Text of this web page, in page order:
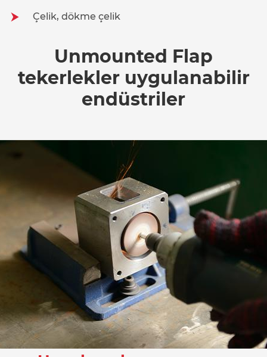
Çelik, dökme çelik
Unmounted Flap
tekerlekler uygulanabilir
endüstriler